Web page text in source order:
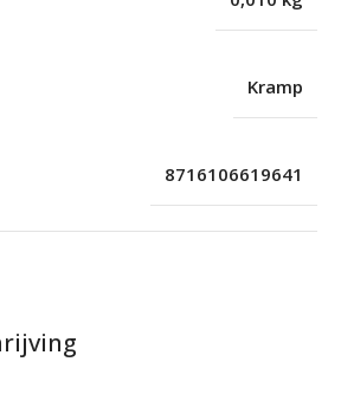
Kramp
8716106619641